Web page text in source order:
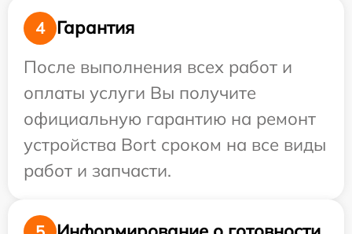
4
Гарантия
После выполнения всех работ и
оплаты услуги Вы получите
официальную гарантию на ремонт
устройства Bort сроком на все виды
работ и запчасти.